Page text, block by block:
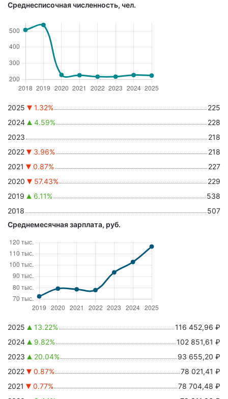
Среднесписочная численность, чел.
2025 1.32%
225
2024
4.59%
228
2023
218
2022
3.96%
218
2021
0.87%
227
2020
57.43%
229
2019
6.11%
538
2018
507
Среднемесячная зарплата, руб.
2025 13.22%
116 452,96 ₽
2024
9.82%
102 851,61 ₽
2023
20.04%
93 655,20 ₽
2022
0.87%
78 021,41 ₽
2021
0.77%
78 704,48 ₽